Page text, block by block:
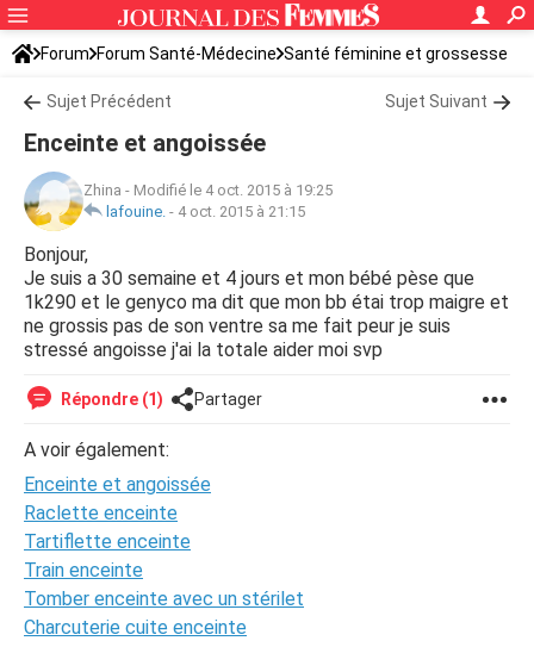
Forum Forum Santé-Médecine Santé féminine et grossesse
Sujet Précédent Sujet Suivant
Enceinte et angoissée
Zhina - Modifié le 4 oct. 2015 à 19:25
lafouine. - 4 oct. 2015 à 21:15
Bonjour,
Je suis a 30 semaine et 4 jours et mon bébé pèse que
1k290 et le genyco ma dit que mon bb étai trop maigre et
ne grossis pas de son ventre sa me fait peur je suis
stressé angoisse j'ai la totale aider moi svp
Répondre (1) Partager
A voir également:
Enceinte et angoissée
Raclette enceinte
Tartiflette enceinte
Train enceinte
Tomber enceinte avec un stérilet
Charcuterie cuite enceinte